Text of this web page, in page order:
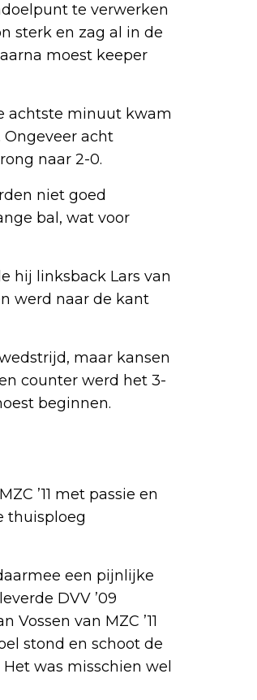
te verwerken
sterk en zag al in de
moest keeper
achtste minuut kwam
Ongeveer acht
naar 2-0.
niet goed
bal, wat voor
hij linksback Lars van
werd naar de kant
maar kansen
counter werd het 3-
beginnen.
’11 met passie en
thuisploeg
een pijnlijke
DVV ’09
van MZC ’11
stond en schoot de
was misschien wel